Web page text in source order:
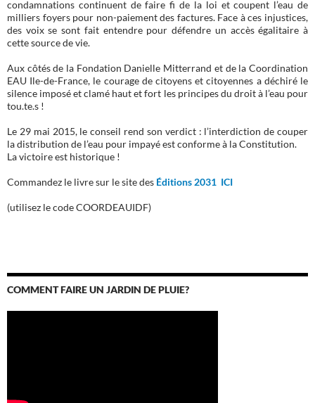
condamnations continuent de faire fi de la loi et coupent l’eau de
milliers foyers pour non-paiement des factures. Face à ces injustices,
des voix se sont fait entendre pour défendre un accès égalitaire à
cette source de vie.
Aux côtés de la Fondation Danielle Mitterrand et de la Coordination
EAU Ile-de-France, le courage de citoyens et citoyennes a déchiré le
silence imposé et clamé haut et fort les principes du droit à l’eau pour
tou.te.s !
Le 29 mai 2015, le conseil rend son verdict : l’interdiction de couper
la distribution de l’eau pour impayé est conforme à la Constitution.
La victoire est historique !
Commandez le livre sur le site des Éditions 2031 ICI
(utilisez le code COORDEAUIDF)
COMMENT FAIRE UN JARDIN DE PLUIE?